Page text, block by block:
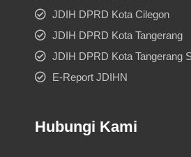
JDIH DPRD Kota Cilegon
JDIH DPRD Kota Tangerang
JDIH DPRD Kota Tangerang
E-Report JDIHN
Hubungi Kami